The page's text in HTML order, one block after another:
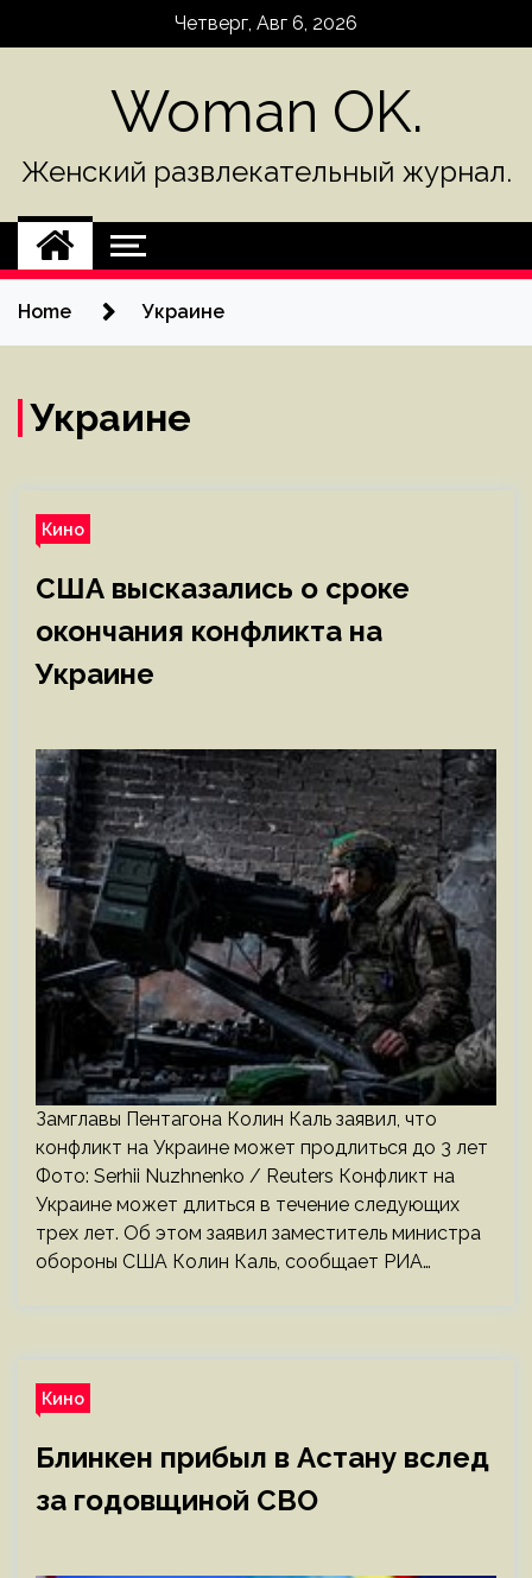
Четверг, Авг 6, 2026
Woman OK.
Женский развлекательный журнал.
Home Украине
Украине
Кино
США высказались о сроке
окончания конфликта на
Украине
Замглавы Пентагона Колин Каль заявил, что
конфликт на Украине может продлиться до 3 лет
Фото: Serhii Nuzhnenko / Reuters Конфликт на
Украине может длиться в течение следующих
трех лет. Об этом заявил заместитель министра
обороны США Колин Каль, сообщает РИА…
Кино
Блинкен прибыл в Астану вслед
за годовщиной СВО